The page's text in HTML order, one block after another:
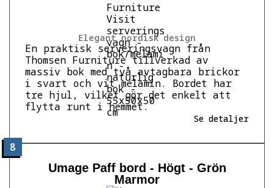
Elegant nordisk design
En praktisk serveringsvagn från
Thomsen Furniture tillverkad av
massiv bok med två avtagbara brickor
i svart och vit melamin. Bordet har
tre hjul, vilket gör det enkelt att
flytta runt i hemmet.
Se detaljer
8
Umage Paff bord - Högt - Grön
Marmor